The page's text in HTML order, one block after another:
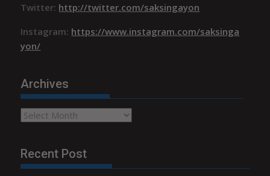
Twitter: http://twitter.com/saksingayon
Instagram: https://www.instagram.com/saksinga
yon/
Archives
Archives
Recent Post